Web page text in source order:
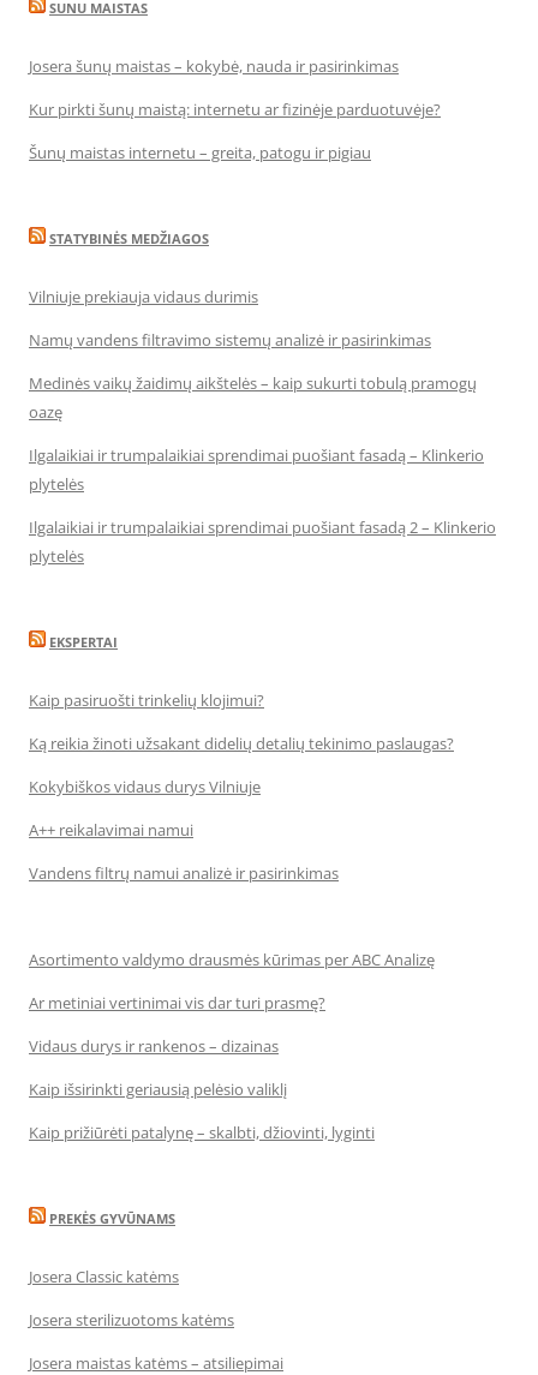
SUNU MAISTAS
Josera šunų maistas – kokybė, nauda ir pasirinkimas
Kur pirkti šunų maistą: internetu ar fizinėje parduotuvėje?
Šunų maistas internetu – greita, patogu ir pigiau
STATYBINĖS MEDŽIAGOS
Vilniuje prekiauja vidaus durimis
Namų vandens filtravimo sistemų analizė ir pasirinkimas
Medinės vaikų žaidimų aikštelės – kaip sukurti tobulą pramogų
oazę
Ilgalaikiai ir trumpalaikiai sprendimai puošiant fasadą – Klinkerio
plytelės
Ilgalaikiai ir trumpalaikiai sprendimai puošiant fasadą 2 – Klinkerio
plytelės
EKSPERTAI
Kaip pasiruošti trinkelių klojimui?
Ką reikia žinoti užsakant didelių detalių tekinimo paslaugas?
Kokybiškos vidaus durys Vilniuje
A++ reikalavimai namui
Vandens filtrų namui analizė ir pasirinkimas
Asortimento valdymo drausmės kūrimas per ABC Analizę
Ar metiniai vertinimai vis dar turi prasmę?
Vidaus durys ir rankenos – dizainas
Kaip išsirinkti geriausią pelėsio valiklį
Kaip prižiūrėti patalynę – skalbti, džiovinti, lyginti
PREKĖS GYVŪNAMS
Josera Classic katėms
Josera sterilizuotoms katėms
Josera maistas katėms – atsiliepimai